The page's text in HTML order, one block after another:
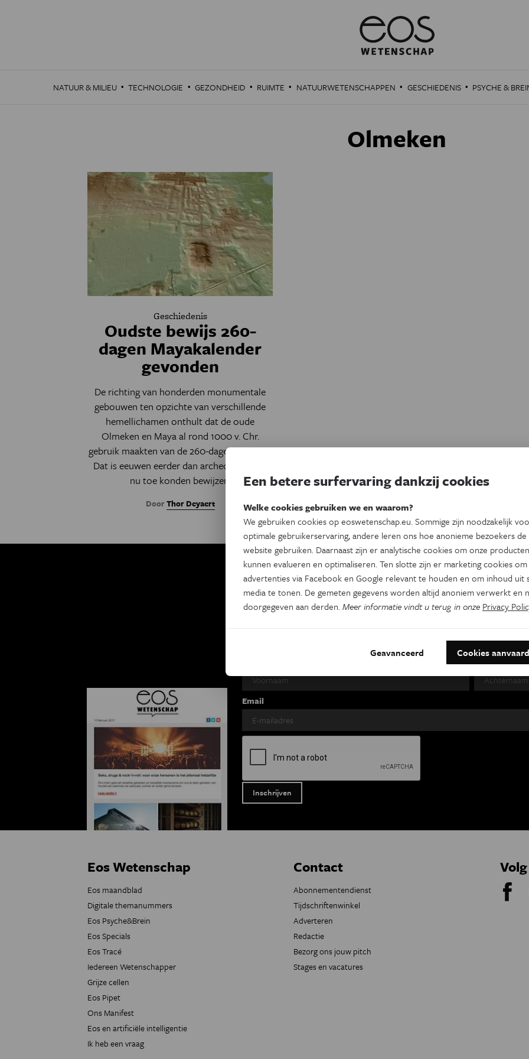
NATUUR & MILIEU · TECHNOLOGIE · GEZONDHEID · RUIMTE · NATUURWETENSCHAPPEN · GESCHIEDENIS · PSYCHE &
Olmeken
Geschiedenis
Oudste bewijs 260-
dagen Mayakalender
gevonden
De richting van honderden monumentale
gebouwen ten opzichte van verschillende
hemellichamen onthult dat de oude
Olmeken en Maya al rond 1000 v. Chr.
gebruik maakten van de 260-dagen kalender.
Dat is eeuwen eerder dan archeologen tot
nu toe konden bewijzen.
DoorThor Deyaert
Kies je nieuwsbrief
Email
Eos Wetenschap
Eos maandblad
Digitale themanummers
Eos Psyche&Brein
Eos Specials
Eos Tracé
Iedereen Wetenschapper
Grijze cellen
Eos Pipet
Ons Manifest
Eos en artificiële intelligentie
Ik heb een vraag
Contact
Abonnementendienst
Tijdschriftenwinkel
Adverteren
Redactie
Bezorg ons jouw pitch
Stages en vacatures
Een betere surfervaring dankzij cookies
Welke cookies gebruiken we en waarom?
We gebruiken cookies op eoswetenschap.eu. Sommige zijn noodzakelijk
optimale gebruikerservaring, andere leren ons hoe anonieme bezoekers de
website gebruiken. Daarnaast zijn er analytische cookies om onze
kunnen evalueren en optimaliseren. Ten slotte zijn er marketing cookies om
advertenties via Facebook en Google relevant te houden en om inhoud uit
media te tonen. De gemeten gegevens worden altijd anoniem verwerkt en
doorgegeven aan derden.Meer informatie vindt u terug in onze Privacy
Geavanceerd Cookies